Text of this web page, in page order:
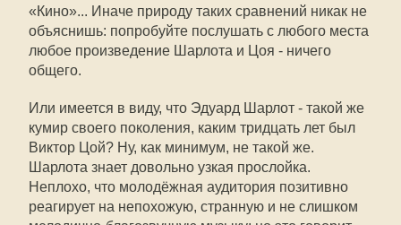
«Кино»... Иначе природу таких сравнений никак не
объяснишь: попробуйте послушать с любого места
любое произведение Шарлота и Цоя - ничего
общего.
Или имеется в виду, что Эдуард Шарлот - такой же
кумир своего поколения, каким тридцать лет был
Виктор Цой? Ну, как минимум, не такой же.
Шарлота знает довольно узкая прослойка.
Неплохо, что молодёжная аудитория позитивно
реагирует на непохожую, странную и не слишком